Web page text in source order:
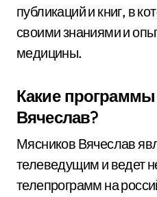
публикаций и книг, в
своими знаниями и
медицины.
Какие
Вячеслав?
Мясников Вячеслав
телеведущим и ведет
телепрограмм на